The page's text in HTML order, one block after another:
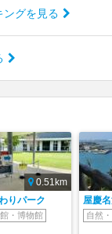
ングを見る
0.51km
りパーク
・博物館
屋慶
自然